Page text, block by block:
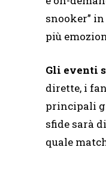
snooker”
più
Gli eventi
dirette, i
principali
sfide sarà
quale